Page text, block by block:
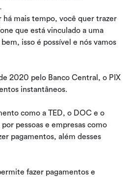
há mais tempo, você quer trazer
que está vinculado a uma
isso é possível e nós vamos
2020 pelo Banco Central, o PIX
instantâneos.
como a TED, o DOC e o
pessoas e empresas como
pagamentos, além desses
fazer pagamentos e